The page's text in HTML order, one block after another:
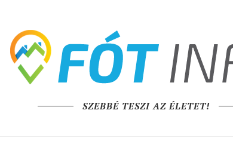
SZEBBÉ TESZI AZ ÉLETET!